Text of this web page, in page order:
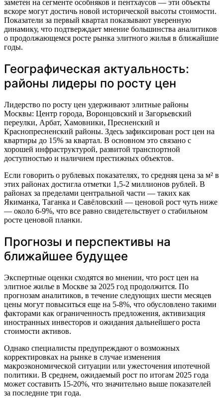
заметен на сегменте особняков и пентхаусов — эти объекты
вскоре могут достичь новой исторической высоты стоимости.
Показатели за первый квартал показывают уверенную
динамику, что подтверждает мнение большинства аналитиков
о продолжающемся росте рынка элитного жилья в ближайшие
годы.
Географическая актуальность:
районы лидеры по росту цен
Лидерство по росту цен удерживают элитные районы
Москвы: Центр города, Воронцовский и Загорьевский
переулки, Арбат, Хамовники, Пресненский и
Краснопресненский районы. Здесь зафиксирован рост цен на
квартиры до 15% за квартал. В основном это связано с
хорошей инфраструктурой, развитой транспортной
доступностью и наличием престижных объектов.
Если говорить о рублевых показателях, то средняя цена за м² в
этих районах достигла отметки 1,5-2 миллионов рублей. В
районах за пределами центральной части — таких как
Якиманка, Таганка и Савёловский — ценовой рост чуть ниже
— около 6-9%, что все равно свидетельствует о стабильном
росте ценовой планки.
Прогнозы и перспективы на
ближайшее будущее
Экспертные оценки сходятся во мнении, что рост цен на
элитное жилье в Москве за 2025 год продолжится. По
прогнозам аналитиков, в течение следующих шести месяцев
цены могут повыситься еще на 5-8%, что обусловлено такими
факторами как ограниченность предложения, активизация
иностранных инвесторов и ожидания дальнейшего роста
стоимости активов.
Однако специалисты предупреждают о возможных
корректировках на рынке в случае изменения
макроэкономической ситуации или ужесточения ипотечной
политики. В среднем, ожидаемый рост по итогам 2025 года
может составить 15-20%, что значительно выше показателей
за последние три года.